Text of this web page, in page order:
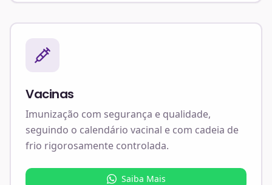
Vacinas
Imunização com segurança e qualidade,
seguindo o calendário vacinal e com cadeia de
frio rigorosamente controlada.
Saiba Mais